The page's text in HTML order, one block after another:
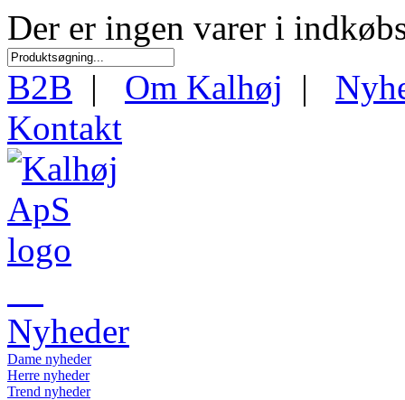
Der er ingen varer i
B2B | Om Kalhøj |
Kontakt
Nyheder
Dame nyheder
Herre nyheder
Trend nyheder